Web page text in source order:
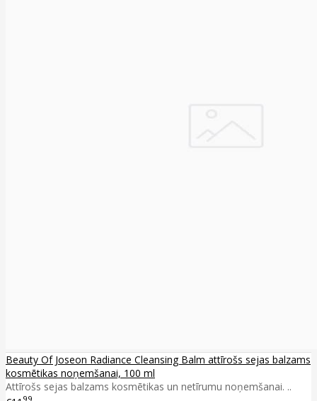
Beauty Of Joseon Radiance Cleansing Balm attīrošs sejas balzams
kosmētikas noņemšanai, 100 ml
Attīrošs sejas balzams kosmētikas un netīrumu noņemšanai. ..
99